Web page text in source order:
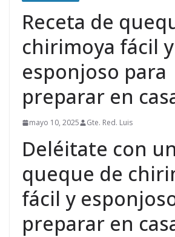
Receta de
chirimoya fácil y
esponjoso para
preparar en
mayo 10, 2025 Gte. Red. Luis
Deléitate con un
queque de
fácil y
preparar en